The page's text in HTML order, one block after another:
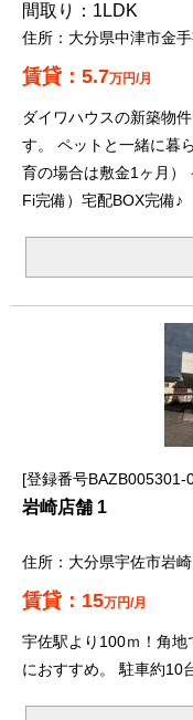
1LDK
大分県中津市金
5.7万円/月
ダイワハウスの新築物
す。 ペットと一緒に暮
育の場合は敷金1ヶ月
Fi完備）宅配BOX完備♪
登録番号BAZB005301-
岩崎店舗 1
大分県宇佐市岩
15万円/月
宇佐駅より100ｍ！角
におすすめ。 駐車約10